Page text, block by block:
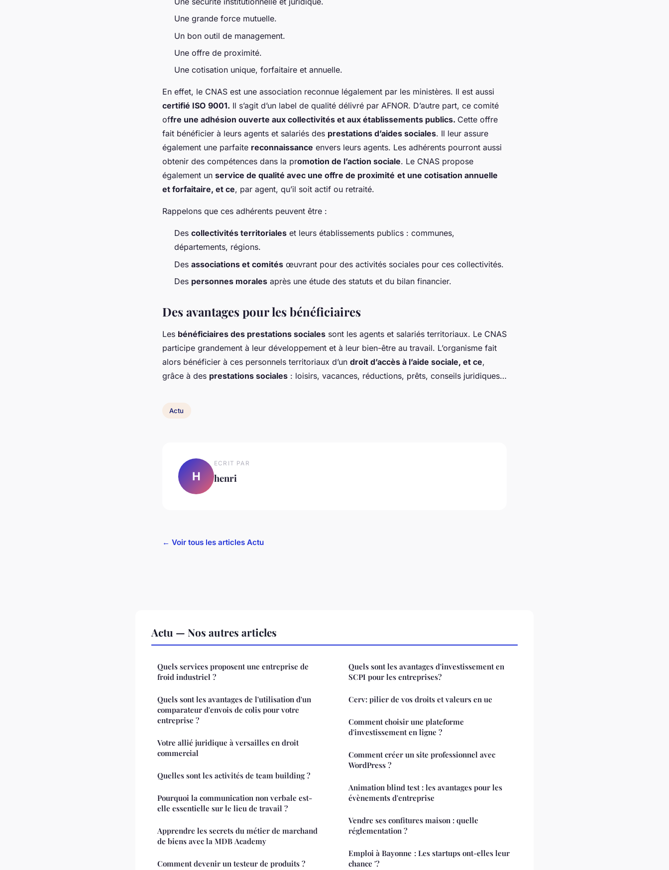
Une grande force mutuelle.
Un bon outil de management.
Une offre de proximité.
Une cotisation unique, forfaitaire et annuelle.
En effet, le CNAS est une association reconnue légalement par les ministères. Il est aussi
certifié ISO 9001. Il s’agit d’un label de qualité délivré par AFNOR. D’autre part, ce comité
offre une adhésion ouverte aux collectivités et aux établissements publics. Cette offre
fait bénéficier à leurs agents et salariés des prestations d’aides sociales. Il leur assure
également une parfaite reconnaissance envers leurs agents. Les adhérents pourront aussi
obtenir des compétences dans la promotion de l’action sociale. Le CNAS propose
également un service de qualité avec une offre de proximité et une cotisation annuelle
et forfaitaire, et ce, par agent, qu’il soit actif ou retraité.
Rappelons que ces adhérents peuvent être :
Des collectivités territoriales et leurs établissements publics : communes,
départements, régions.
Des associations et comités œuvrant pour des activités sociales pour ces collectivités.
Des personnes morales après une étude des statuts et du bilan financier.
Des avantages pour les bénéficiaires
Les bénéficiaires des prestations sociales sont les agents et salariés territoriaux. Le CNAS
participe grandement à leur développement et à leur bien-être au travail. L’organisme fait
alors bénéficier à ces personnels territoriaux d’un droit d’accès à l’aide sociale, et ce,
grâce à des prestations sociales : loisirs, vacances, réductions, prêts, conseils juridiques…
Actu
H
ECRIT PAR
henri
← Voir tous les articles Actu
Actu — Nos autres articles
Quels services proposent une entreprise de
froid industriel ?
Quels sont les avantages de l'utilisation d'un
comparateur d'envois de colis pour votre
entreprise ?
Votre allié juridique à versailles en droit
commercial
Quelles sont les activités de team building ?
Pourquoi la communication non verbale est-
elle essentielle sur le lieu de travail ?
Apprendre les secrets du métier de marchand
de biens avec la MDB Academy
Comment devenir un testeur de produits ?
Quels sont les avantages d'investissement en
SCPI pour les entreprises?
Cerv: pilier de vos droits et valeurs en ue
Comment choisir une plateforme
d'investissement en ligne ?
Comment créer un site professionnel avec
WordPress ?
Animation blind test : les avantages pour les
évènements d'entreprise
Vendre ses confitures maison : quelle
réglementation ?
Emploi à Bayonne : Les startups ont-elles leur
chance '?